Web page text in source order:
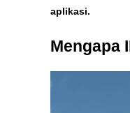
aplikasi.
Mengapa